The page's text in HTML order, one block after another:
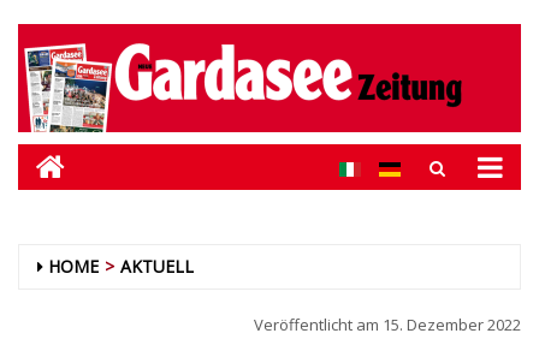
HOME AKTUELL
Veröffentlicht am 15. Dezember 2022